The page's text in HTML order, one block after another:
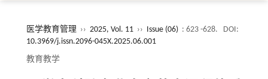
医学教育管理 ›› 2025, Vol. 11 ›› Issue (06) : 623 -628.
DOI:
10.3969/j.issn.2096-045X.2025.06.001
教育教学